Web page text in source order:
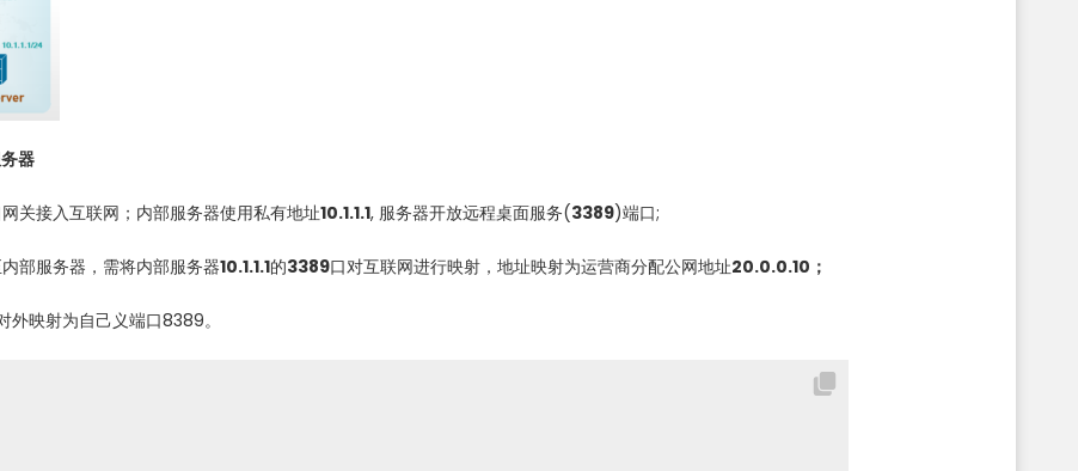
器
关接入互联网；内部服务器使用私有地址10.1.1.1, 服务器开放远程桌面服务(3389)端口;
部服务器，需将内部服务器10.1.1.1的3389口对互联网进行映射，地址映射为运营商分配公网地址20.0.0.10；
外映射为自己义端口8389。